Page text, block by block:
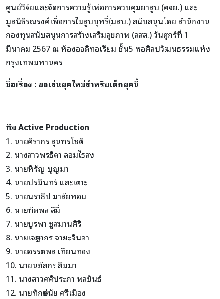
ศูนย์วิจัยและจัดการความรู้เพ่อการควบคุมยาสูบ (ศจย.) และ
มูลนิธิรณรงค์เพื่อการไม่สูบบุหรี่(มสบ.) สนับสนุนโดย สำนักงาน
กองทุนสนับสนุนการสร้างเสริมสุขภาพ (สสส.) วันศุกร์ที่ 1
มีนาคม 2567 ณ ห้องออดิทอเรียม ชั้น5 หอศิลปวัฒนธรรมแห่ง
กรุงเทพมหานคร
ชื่อเรื่อง : ขอเล่นยุคใหม่สำหรับเด็กยุคนี้
ทีม Active Production
1. นายคิรากร สุนทรโชติ
2. นางสาวพรธิดา ลอมไธสง
3. นายหิรัญ บุญมา
4. นายปรมินทร์ แสะเตาะ
5. นายนราธิป มาลัยหอม
6. นายทัตพล สีมี่
7. นายบูรพา ชูสมานศิริ
8. นายเจษฎากร ฉายะจินดา
9. นายอรรตพล เทียนทอง
10. นายนภัสกร สิมมา
11. นางสาวศศิประภา พลขันธ์
12. นายทักษ์ดนัย ศรีเมือง